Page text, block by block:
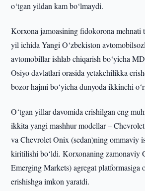
o‘tgan yildan kam bo‘lmaydi.
Korxona jamoasining fidokorona mehnati
yil ichida Yangi O‘zbekiston
avtomobillar ishlab chiqarish bo‘yicha
Osiyo davlatlari orasida yetakchilikka
bozor hajmi bo‘yicha dunyoda ikkinchi
O‘tgan yillar davomida erishilgan eng
ikkita yangi mashhur modellar –
va Chevrolet Onix (sedan)ning ommaviy
kiritilishi bo‘ldi. Korxonaning zamonaviy
Emerging Markets) agregat platformasiga
erishishga imkon yaratdi.